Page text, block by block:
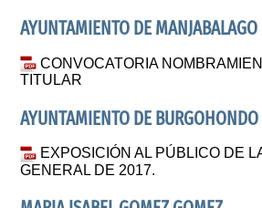
AYUNTAMIENTO DE MANJABALAGO
CONVOCATORIA
TITULAR
AYUNTAMIENTO DE BURGOHONDO
EXPOSICIÓN AL PÚBLICO DE
GENERAL DE 2017.